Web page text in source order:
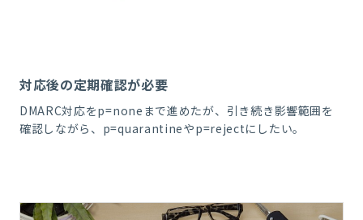
対応後の定期確認が必要
DMARC対応をp=noneまで進めたが、引き続き影響範囲を
確認しながら、p=quarantineやp=rejectにしたい。